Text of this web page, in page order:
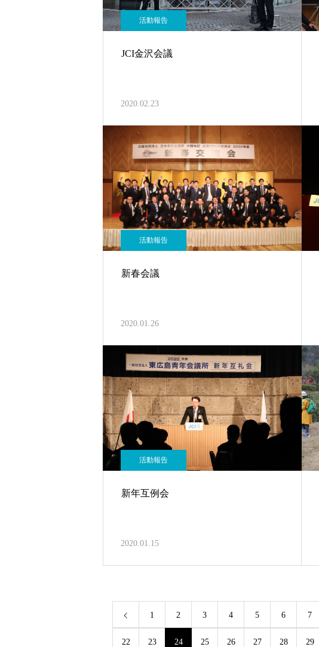
活動報告
JCI金沢会議
2020.02.23
活動報告
新春会議
2020.01.26
活動報告
新年互例会
2020.01.15
1 2 3 4 5 6 7
22 23 24 25 26 27 28 29